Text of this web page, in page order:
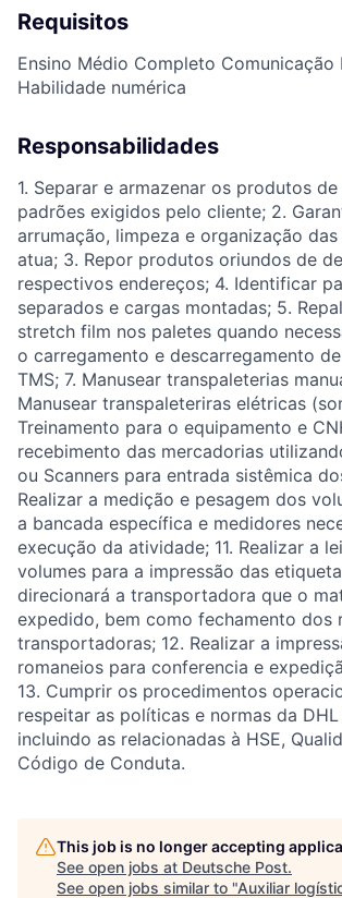
Requisitos
Ensino Médio Completo Comunicação
Habilidade numérica
Responsabilidades
1. Separar e armazenar os produtos
padrões exigidos pelo cliente; 2.
arrumação, limpeza e organização
atua; 3. Repor produtos oriundos de
respectivos endereços; 4. Identificar
separados e cargas montadas; 5.
stretch film nos paletes quando
o carregamento e descarregamento
TMS; 7. Manusear transpaleterias
Manusear transpaleteriras elétricas
Treinamento para o equipamento e
recebimento das mercadorias
ou Scanners para entrada sistêmica
Realizar a medição e pesagem dos
a bancada específica e medidores
execução da atividade; 11. Realizar a
volumes para a impressão das
direcionará a transportadora que o
expedido, bem como fechamento dos
transportadoras; 12. Realizar a
romaneios para conferencia e
13. Cumprir os procedimentos
respeitar as políticas e normas da
incluindo as relacionadas à HSE,
Código de Conduta.
This job is no longer accepting
See open jobs at Deutsche Post.
See open jobs similar to "Auxiliar